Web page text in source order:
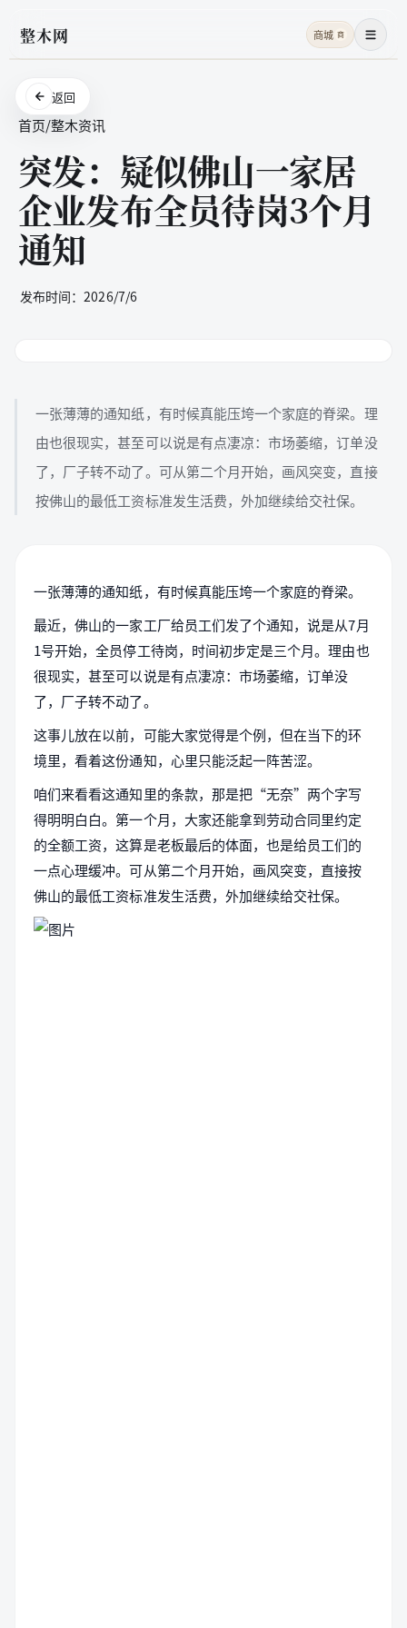
整木网 商城 商 菜单
返回
首页/整木资讯
突发：疑似佛山一家居
企业发布全员待岗3个月
通知
发布时间：2026/7/6
一张薄薄的通知纸，有时候真能压垮一个家庭的脊梁。理
由也很现实，甚至可以说是有点凄凉：市场萎缩，订单没
了，厂子转不动了。可从第二个月开始，画风突变，直接
按佛山的最低工资标准发生活费，外加继续给交社保。
一张薄薄的通知纸，有时候真能压垮一个家庭的脊梁。
最近，佛山的一家工厂给员工们发了个通知，说是从7月
1号开始，全员停工待岗，时间初步定是三个月。理由也
很现实，甚至可以说是有点凄凉：市场萎缩，订单没
了，厂子转不动了。
这事儿放在以前，可能大家觉得是个例，但在当下的环
境里，看着这份通知，心里只能泛起一阵苦涩。
咱们来看看这通知里的条款，那是把“无奈”两个字写
得明明白白。第一个月，大家还能拿到劳动合同里约定
的全额工资，这算是老板最后的体面，也是给员工们的
一点心理缓冲。可从第二个月开始，画风突变，直接按
佛山的最低工资标准发生活费，外加继续给交社保。